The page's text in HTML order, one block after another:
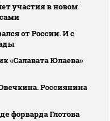
участия в новом
от России. И с
«Салавата Юлаева»
Россиянина
форварда Глотова